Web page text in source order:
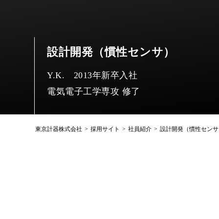
設計開発（慣性センサ）
Y.K. 2013年新卒入社
電気電子工学専攻 修了
東京計器株式会社 > 採用サイト > 社員紹介 > 設計開発（慣性セン